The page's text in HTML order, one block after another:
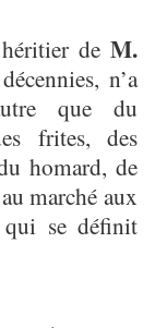
de M.
n’a
que du
frites, des
homard, de
marché aux
se définit